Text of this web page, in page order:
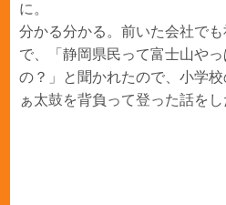
に。
分かる分かる。前いた会社でも
で、「静岡県民って富士山や
の？」と聞かれたので、小学
ぁ太鼓を背負って登った話をし